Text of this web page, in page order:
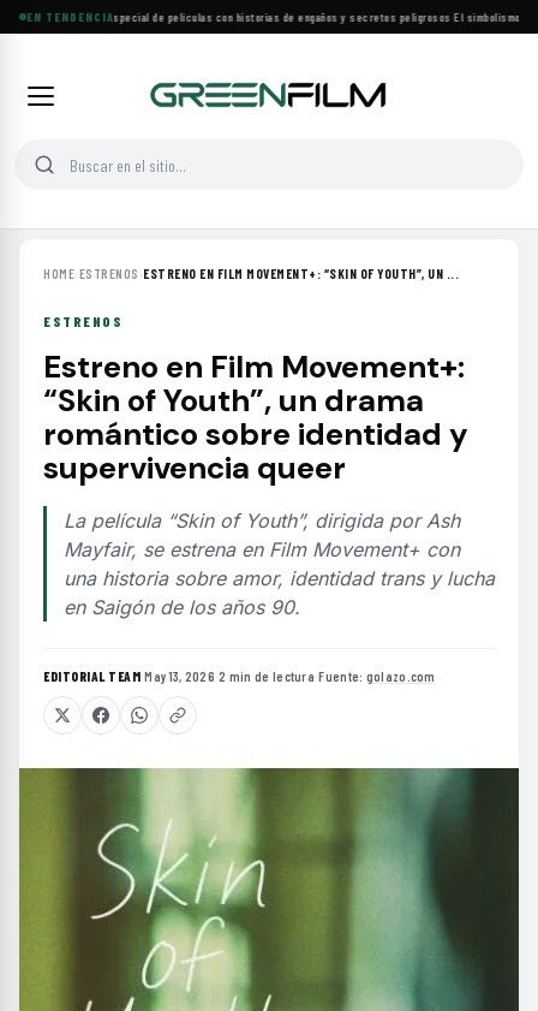
EN TENDENCIA
Lifetime estrena especial de películas con historias de engaños y secretos peligrosos·El simbolismo de
HOME›ESTRENOS ›ESTRENO EN FILM MOVEMENT+: “SKIN OF YOUTH”, UN ...
ESTRENOS
Estreno en Film Movement+:
“Skin of Youth”, un drama
romántico sobre identidad y
supervivencia queer
La película “Skin of Youth”, dirigida por Ash
Mayfair, se estrena en Film Movement+ con
una historia sobre amor, identidad trans y lucha
en Saigón de los años 90.
EDITORIAL TEAM·May 13, 2026·2 min de lectura·Fuente: golazo.com